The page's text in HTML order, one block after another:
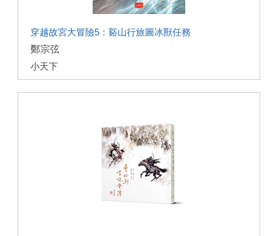
穿越故宮大冒險5：谿山行旅圖冰獸任務
鄭宗弦
小天下